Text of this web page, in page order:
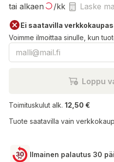
tai alkaen /kk Laske
Ei saatavilla
Voimme ilmoittaa sinulle, kun
Loppu
Toimituskulut alk. 12,50 €
Tuote saatavilla vain
Ilmainen palautus 30